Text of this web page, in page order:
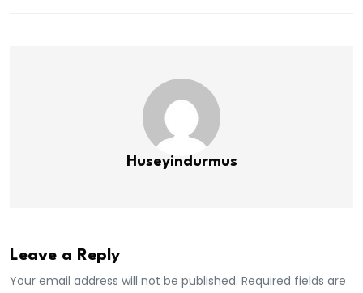
Huseyindurmus
Leave a Reply
Your email address will not be published. Required fields are